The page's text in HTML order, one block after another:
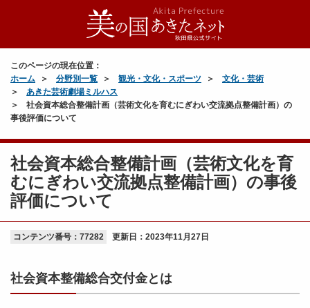
このページの現在位置：
ホーム
分野別一覧 観光・文化・スポーツ
文化・芸術
あきた芸術劇場ミルハス
社会資本総合整備計画（芸術文化を育むにぎわい交流拠点整備計画）の
事後評価について
社会資本総合整備計画（芸術文化を育
むにぎわい交流拠点整備計画）の事後
評価について
コンテンツ番号：77282 更新日： 2023年11月27日
社会資本整備総合交付金とは